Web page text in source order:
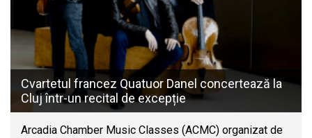
Cvartetul francez Quatuor Danel concertează la
Cluj într-un recital de excepție
Arcadia Chamber Music Classes (ACMC) organizat de